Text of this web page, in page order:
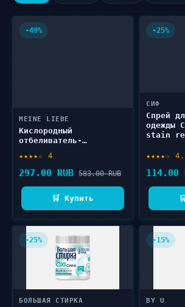
-49%
MEINE LIEBE
Кислородный
отбеливатель-
LIEBE Универсальный
800 г
★★★★☆ 4
297.00 RUB 583.00 RUB
🛒 Купить
-25%
СИФ
Спрей
одежды
stain
★★★★☆
114.00
-25%
БОЛЬШАЯ СТИРКА
-15%
BY U